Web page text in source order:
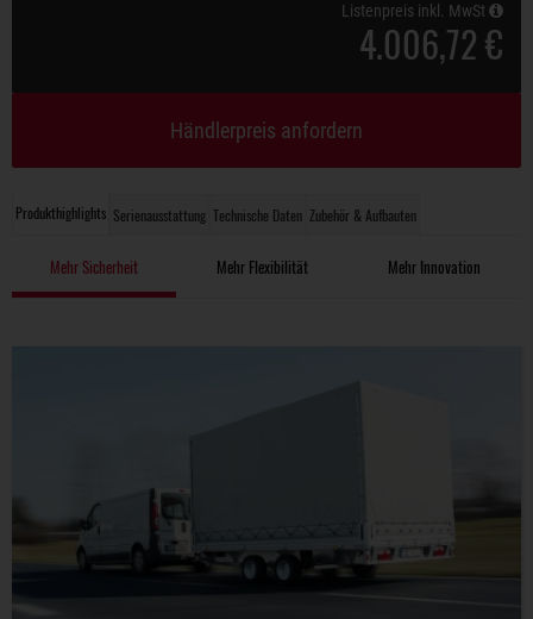
Produkthighlights Serienausstattung Technische Daten Zubehör & Aufbauten
Mehr Sicherheit Mehr Flexibilität Mehr Innovation
Listenpreis inkl. MwSt
4.006,72 €
Händlerpreis anfordern